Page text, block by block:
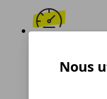
Nous